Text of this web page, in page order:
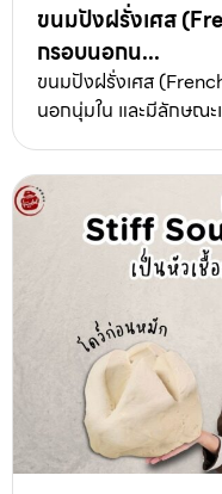
ขนมปังฝรั่งเศส
กรอบนอกน...
ขนมปังฝรั่งเศส
นอกนุ่มใน และมีลักษณะ